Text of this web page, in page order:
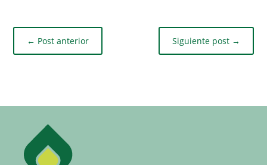
← Post anterior Siguiente post→